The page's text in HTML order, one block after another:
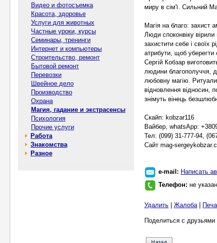
Видео и фотосъемка
Красота, здоровье
Услуги для животных
Частные уроки, курсы
Семинары, тренинги
Интернет и компьютеры
Строительство, ремонт
Бытовой ремонт
Перевозки
Швейное дело
Производство
Охрана
Магия, гадание и экстрасенсы
Психология
Прочие услуги
Работа
Знакомства
Разное
миру в сім'ї. Сильний
Магія на благо: захист
Люди споконвіку
захистити себе і своїх
атрибути, щоб уберегти
Сергій Кобзар
людини благополуччя,
любовну магію.
відновлення відносин,
знімуть вінець
Скайп: kobzar116
Вайбер, whatsApp:
Тел: (099) 31-777-94,
Сайт mag-
e-mail: Написать
Телефон: не указан
Удалить Жалоба|
Поделиться с